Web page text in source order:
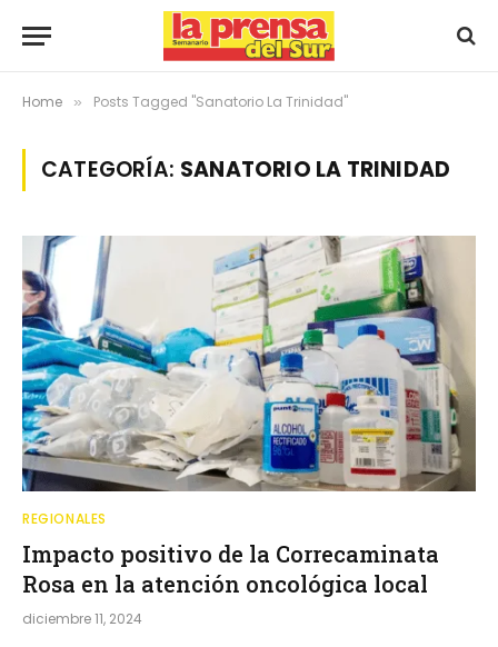
Home » Posts Tagged "Sanatorio La Trinidad"
CATEGORÍA: SANATORIO LA TRINIDAD
REGIONALES
Impacto positivo de la Correcaminata
Rosa en la atención oncológica local
diciembre 11, 2024